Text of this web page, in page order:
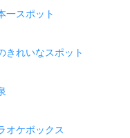
一スポット
きれいなスポット
オケボックス